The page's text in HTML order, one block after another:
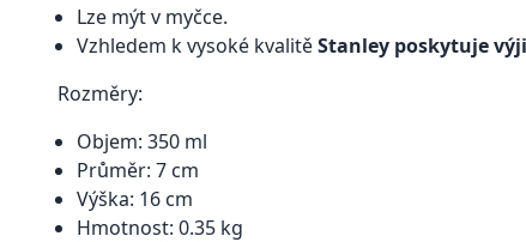
Lze mýt v myčce.
Vzhledem k vysoké kvalitěStanley poskytuje
Rozměry:
Objem: 350 ml
Průměr: 7 cm
Výška: 16 cm
Hmotnost: 0.35 kg